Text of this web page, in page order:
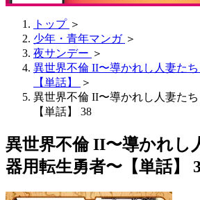
トップ ＞
少年・青年マンガ ＞
夜サンデー ＞
異世界不倫 II〜導かれし人妻た
【単話】
＞
異世界不倫 II〜導かれし人妻た
【単話】 38
異世界不倫 II〜導かれし
器用転生勇者〜【単話】